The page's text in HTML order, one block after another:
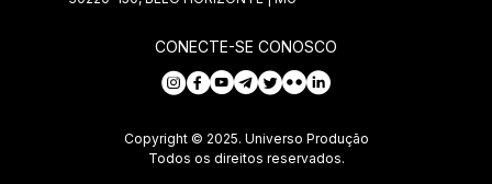
CONECTE-SE CONOSCO
Copyright © 2025. Universo Produção
Todos os direitos reservados.